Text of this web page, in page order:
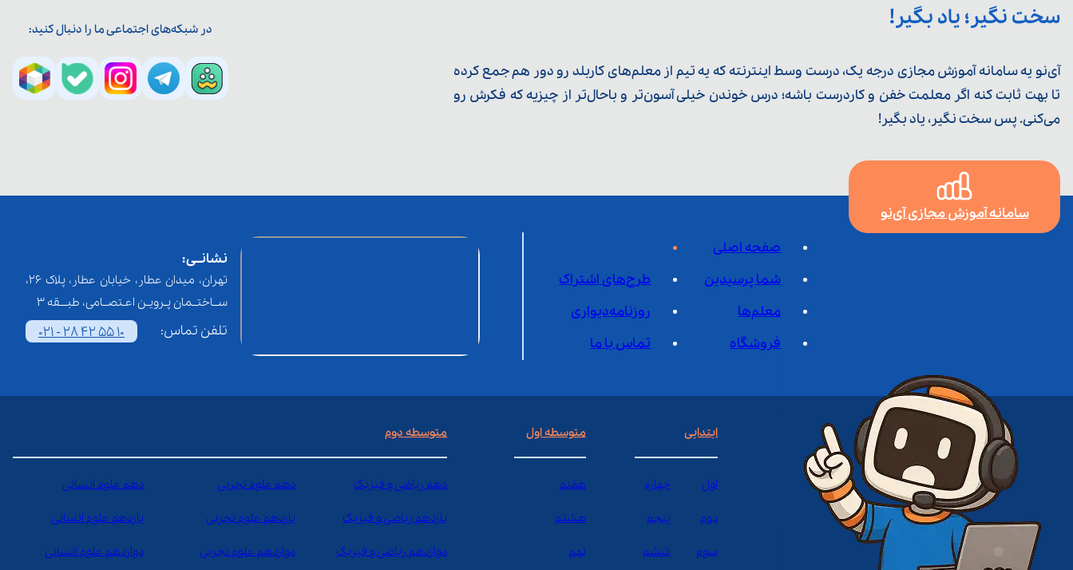
سخت نگیر؛ یاد بگیر!
آی‌نو یه سامانه آموزش مجازی درجه یک، درست وسط اینترنته که یه تیم از معلم‌‌های کاربلد رو دور هم جمع کرده
تا بهت ثابت کنه اگر معلمت خفن و کاردرست باشه؛ درس خوندن خیلی آسون‌تر و باحال‌تر از چیزیه که فکرش رو
می‌کنی. پس سخت نگیر، یاد بگیر!
در شبکه‌های اجتماعی ما را دنبال کنید:
سامانه آموزش مجازی آی‌نو
صفحه اصلی
شما پرسیدین
طرح‌های اشتراک
معلم‌ها
روزنامه‌دیواری
فروشگاه
تماس با ما
نشانــی:
تهران، میدان عطار، خیابان عطار، پلاک 26،
ســاختــمان پـرویـن اعـتصــامی، طبـــقه 3
تلفن تماس: 021 - 28 42 55 10
ابتدایی
اول چهارم
دوم پنجم
سوم ششم
متوسطه اول
هفتم
هشتم
نهم
متوسطه دوم
دهم ریاضی و فیزیک دهم علوم تجربی دهم علوم انسانی
یازدهم ریاضی و فیزیک یازدهم علوم تجربی یازدهم علوم انسانی
دوازدهم ریاضی و فیزیک دوازدهم علوم تجربی دوازدهم علوم انسانی